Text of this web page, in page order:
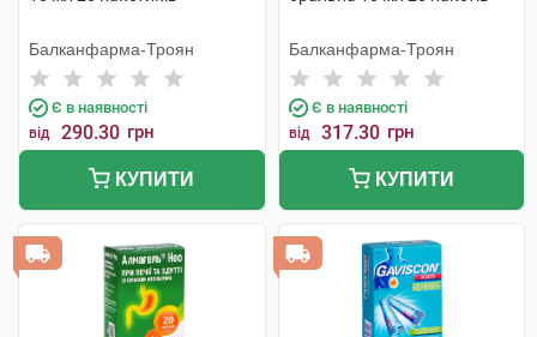
Балканфарма-Троян
Є в наявності
від 290.30 грн
КУПИТИ
Балканфарма-Троян
Є в наявності
від 317.30 грн
КУПИТИ